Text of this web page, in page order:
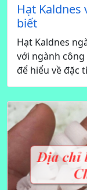
Hạt Kaldnes
biết
Hạt Kaldnes
với ngành
để hiểu về đặc